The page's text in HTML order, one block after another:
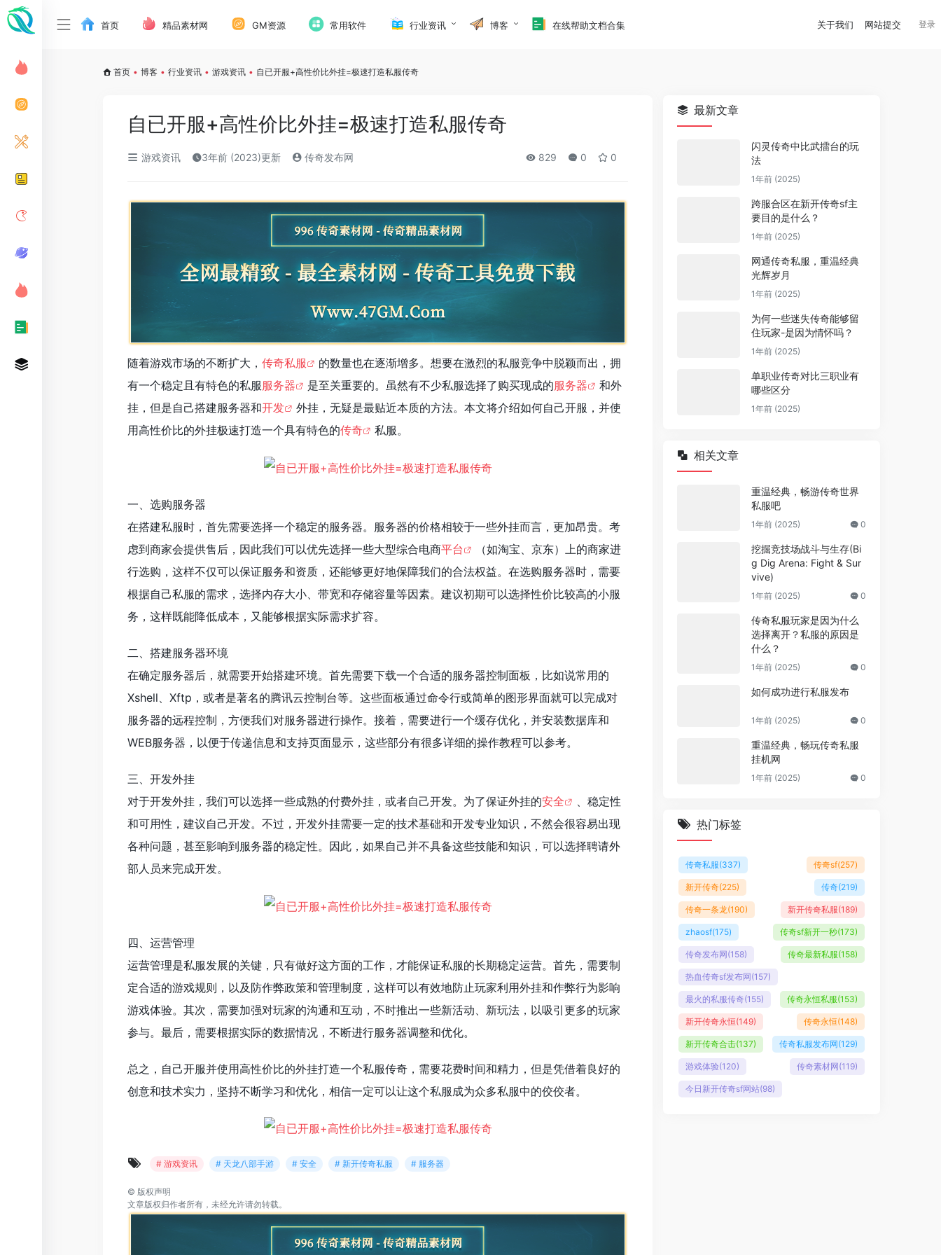
首页 精品素材网 GM资源 常用软件 行业资讯 博客 在线帮助文档合集 关于我们 网站提交 登录
首页 • 博客 • 行业资讯 • 游戏资讯 • 自已开服+高性价比外挂=极速打造私服传奇
自已开服+高性价比外挂=极速打造私服传奇
游戏资讯 3年前 (2023)更新 传奇发布网 829 0 0
随着游戏市场的不断扩大， 传奇私服
的数量也在逐渐增多。想要在激烈的私服竞争中脱颖而出，拥
有一个稳定且有特色的私服服务器 是至关重要的。虽然有不少私服选择了购买现成的服务器
和外
挂，但是自己搭建服务器和开发
外挂，无疑是最贴近本质的方法。本文将介绍如何自己开服，并使
用高性价比的外挂极速打造一个具有特色的传奇 私服。
一、选购服务器
在搭建私服时，首先需要选择一个稳定的服务器。服务器的价格相较于一些外挂而言，更加昂贵。考
虑到商家会提供售后，因此我们可以优先选择一些大型综合电商平台
（如淘宝、京东）上的商家进
行选购，这样不仅可以保证服务和资质，还能够更好地保障我们的合法权益。在选购服务器时，需要
根据自己私服的需求，选择内存大小、带宽和存储容量等因素。建议初期可以选择性价比较高的小服
务，这样既能降低成本，又能够根据实际需求扩容。
二、搭建服务器环境
在确定服务器后，就需要开始搭建环境。首先需要下载一个合适的服务器控制面板，比如说常用的
Xshell、Xftp，或者是著名的腾讯云控制台等。这些面板通过命令行或简单的图形界面就可以完成对
服务器的远程控制，方便我们对服务器进行操作。接着，需要进行一个缓存优化，并安装数据库和
WEB服务器，以便于传递信息和支持页面显示，这些部分有很多详细的操作教程可以参考。
三、开发外挂
对于开发外挂，我们可以选择一些成熟的付费外挂，或者自己开发。为了保证外挂的安全
、稳定性
和可用性，建议自己开发。不过，开发外挂需要一定的技术基础和开发专业知识，不然会很容易出现
各种问题，甚至影响到服务器的稳定性。因此，如果自己并不具备这些技能和知识，可以选择聘请外
部人员来完成开发。
四、运营管理
运营管理是私服发展的关键，只有做好这方面的工作，才能保证私服的长期稳定运营。首先，需要制
定合适的游戏规则，以及防作弊政策和管理制度，这样可以有效地防止玩家利用外挂和作弊行为影响
游戏体验。其次，需要加强对玩家的沟通和互动，不时推出一些新活动、新玩法，以吸引更多的玩家
参与。最后，需要根据实际的数据情况，不断进行服务器调整和优化。
总之，自己开服并使用高性价比的外挂打造一个私服传奇，需要花费时间和精力，但是凭借着良好的
创意和技术实力，坚持不断学习和优化，相信一定可以让这个私服成为众多私服中的佼佼者。
# 游戏资讯 # 天龙八部手游 # 安全 # 新开传奇私服 # 服务器
© 版权声明
文章版权归作者所有，未经允许请勿转载。
最新文章
闪灵传奇中比武擂台的玩
法
1年前 (2025)
跨服合区在新开传奇sf主
要目的是什么？
1年前 (2025)
网通传奇私服，重温经典
光辉岁月
1年前 (2025)
为何一些迷失传奇能够留
住玩家-是因为情怀吗？
1年前 (2025)
单职业传奇对比三职业有
哪些区分
1年前 (2025)
相关文章
重温经典，畅游传奇世界
私服吧
1年前 (2025) 0
挖掘竞技场战斗与生存(Bi
g Dig Arena: Fight & Sur
vive)
1年前 (2025) 0
传奇私服玩家是因为什么
选择离开？私服的原因是
什么？
1年前 (2025) 0
如何成功进行私服发布
1年前 (2025) 0
重温经典，畅玩传奇私服
挂机网
1年前 (2025) 0
热门标签
传奇私服(337) 传奇sf(257)
新开传奇(225) 传奇(219)
传奇一条龙(190) 新开传奇私服(189)
zhaosf(175) 传奇sf新开一秒(173)
传奇发布网(158) 传奇最新私服(158)
热血传奇sf发布网(157)
最火的私服传奇(155) 传奇永恒私服(153)
新开传奇永恒(149) 传奇永恒(148)
新开传奇合击(137) 传奇私服发布网(129)
游戏体验(120) 传奇素材网(119)
今日新开传奇sf网站(98)